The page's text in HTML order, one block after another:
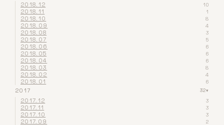
2018.12 10
2018.11 1
2018.10 8
2018.09 4
2018.08 3
2018.07 5
2018.06 6
2018.05 6
2018.04 6
2018.03 8
2018.02 4
2018.01 6
2017 32▾
2017.12 3
2017.11 3
2017.10 3
2017.09 2